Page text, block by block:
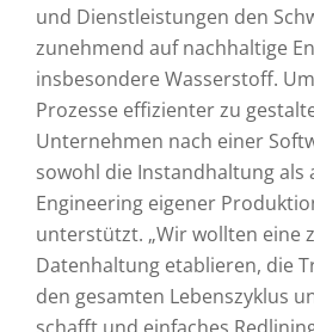
und Dienstleistungen den
zunehmend auf nachhaltige
insbesondere Wasserstoff.
Prozesse effizienter zu
Unternehmen nach einer
sowohl die Instandhaltung als
Engineering eigener
unterstützt. „Wir wollten eine
Datenhaltung etablieren, die
den gesamten Lebenszyklus